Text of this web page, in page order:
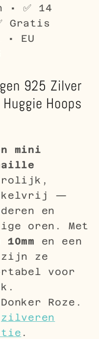
• ✅ 14
Gratis
• EU
925 Zilver
Hoops
mini
—
en
oren. Met
10mm en een
zijn ze
voor
Roze.
zilveren
.